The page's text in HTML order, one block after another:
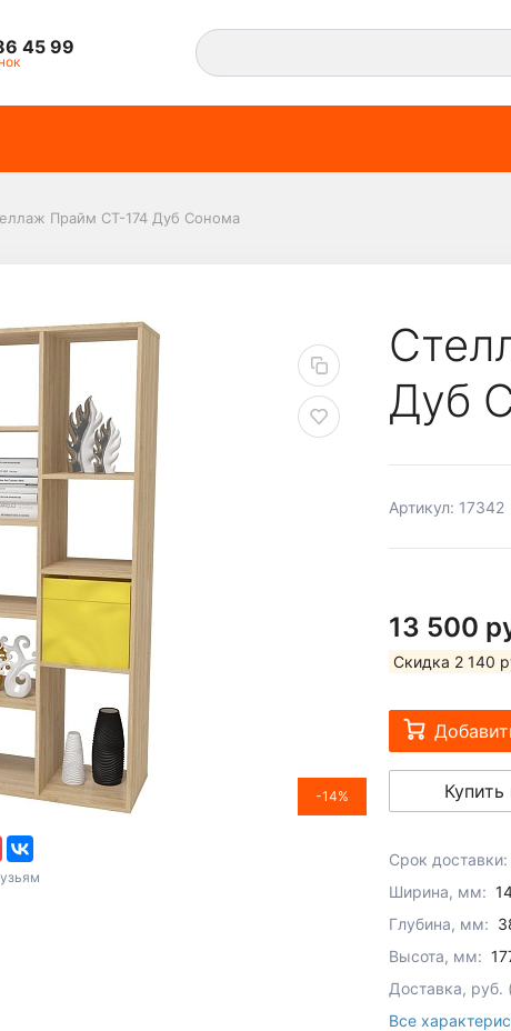
45 99
Прайм СТ-174 Дуб Сонома
-14%
Дуб
Артикул: 17342
13 500
Скидка 2 140
Купить
Срок доставки:
Ширина, мм:
Глубина, мм:
Высота, мм:
Доставка,
Все